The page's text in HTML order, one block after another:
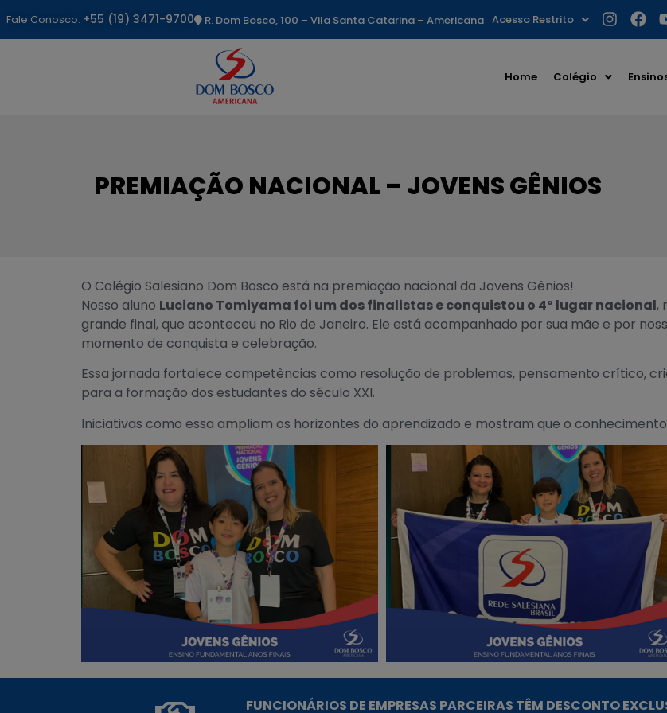
Fale Conosco: +55 (19) 3471-9700 R. Dom Bosco, 100 – Vila Santa Catarina – Americana Acesso Restrito
Home Colégio
PREMIAÇÃO NACIONAL – JOVENS GÊNIOS
O Colégio Salesiano Dom Bosco está na premiação nacional da Jovens Gênios!
Nosso aluno Luciano Tomiyama foi um dos finalistas e conquistou o 4º lugar nacional,
grande final, que aconteceu no Rio de Janeiro. Ele está acompanhado por sua mãe e por
momento de conquista e celebração.
Essa jornada fortalece competências como resolução de problemas, pensamento crítico,
para a formação dos estudantes do século XXI.
Iniciativas como essa ampliam os horizontes do aprendizado e mostram que o
FUNCIONÁRIOS DE EMPRESAS PARCEIRAS TÊM DESCONTO